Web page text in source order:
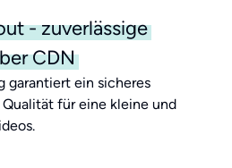
- zuverlässige
CDN
garantiert ein sicheres
für eine kleine und